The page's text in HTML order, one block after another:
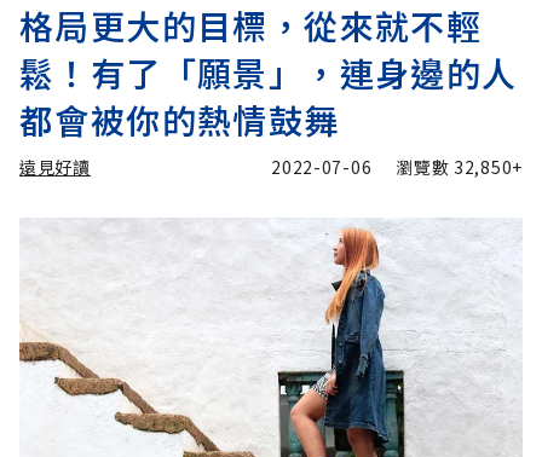
格局更大的目標，從來就不輕
鬆！有了「願景」，連身邊的人
都會被你的熱情鼓舞
遠見好讀 2022-07-06 瀏覽數 32,850+